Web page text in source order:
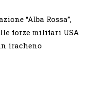
“Alba Rossa”,
forze militari USA
iracheno